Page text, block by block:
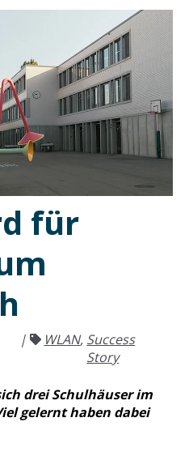
für
| WLAN, Success
Story
drei Schulhäuser im
gelernt haben dabei